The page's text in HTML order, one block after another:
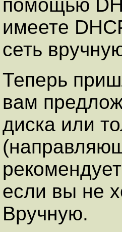
помощью
имеете
сеть
Теперь
вам
диска или
если вы не
Вручную.